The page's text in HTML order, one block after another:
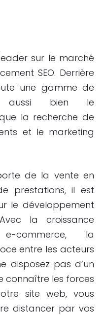
sur le marché
SEO. Derrière
une gamme de
aussi bien le
la recherche de
et le marketing
de la vente en
prestations, il est
le développement
la croissance
commerce, la
entre les acteurs
disposez pas d’un
connaître les forces
site web, vous
distancer par vos